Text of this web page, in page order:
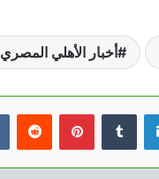
أخبار الأهلي المصري
لينكدإن بينتيريست